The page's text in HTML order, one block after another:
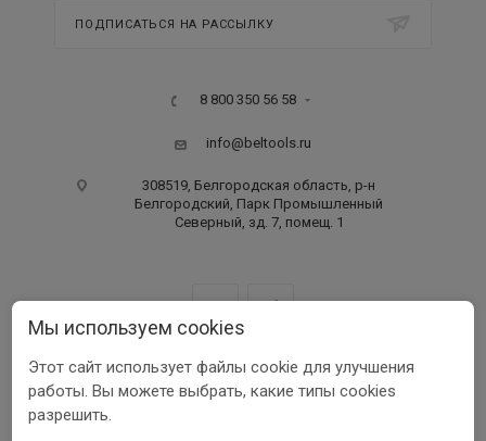
ПОДПИСАТЬСЯ НА РАССЫЛКУ
8 800 350 56 58
info@beltools.ru
308519, Белгородская область, р-н
Белгородский, Парк Промышленный
Северный, зд. 7, помещ. 1
ООО ПФ «РУССКИЙ ИНСТРУМЕНТ» ИНН 3123401255
Мы используем cookies
Этот сайт использует файлы cookie для улучшения
работы. Вы можете выбрать, какие типы cookies
разрешить.